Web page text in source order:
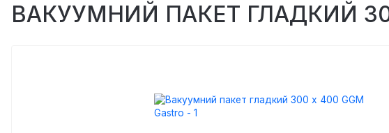
ВАКУУМНИЙ ПАКЕТ ГЛАДКИЙ